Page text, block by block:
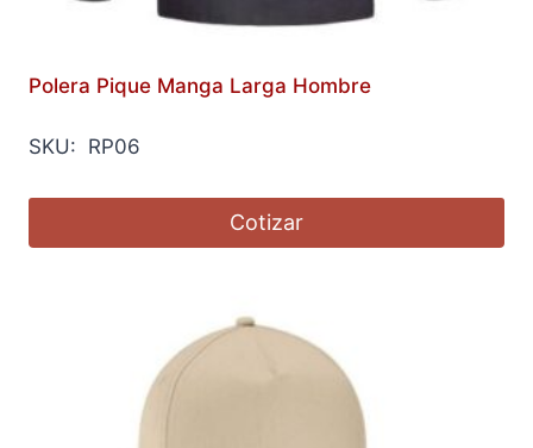
Polera Pique Manga Larga Hombre
SKU: RP06
Cotizar